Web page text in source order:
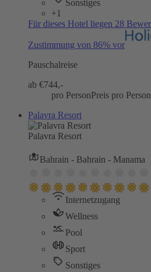
Sonstiges
+1
Für dieses Hotel liegen 28
Zustimmung von 86% vor
Pauschalreise
ab €744,-
pro PersonPreis pro Person
Palavra Resort
Palavra Resort
Bahrain - Bahrain - Manama
Internetzugang
Wellness
Pool
Sport
Sonstiges